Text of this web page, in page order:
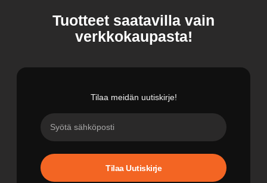
Tuotteet saatavilla vain
verkkokaupasta!
Tilaa meidän uutiskirje!
Tilaa Uutiskirje